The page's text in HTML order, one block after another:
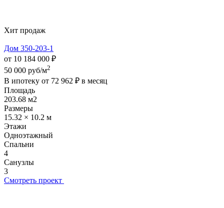
Хит продаж
Дом 350-203-1
от 10 184 000 ₽
50 000 руб/м2
В ипотеку от 72 962 ₽ в месяц
Площадь
203.68 м2
Размеры
15.32 × 10.2 м
Этажи
Одноэтажный
Спальни
4
Санузлы
3
Смотреть проект